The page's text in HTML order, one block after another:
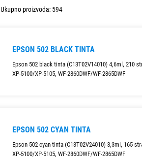
Ukupno proizvoda: 594
EPSON 502 BLACK TINTA
Epson 502 black tinta (C13T02V14010) 4,6ml, 210
XP-5100/XP-5105, WF-2860DWF/WF-2865DWF
EPSON 502 CYAN TINTA
Epson 502 cyan tinta (C13T02V24010) 3,3ml, 165
XP-5100/XP-5105, WF-2860DWF/WF-2865DWF